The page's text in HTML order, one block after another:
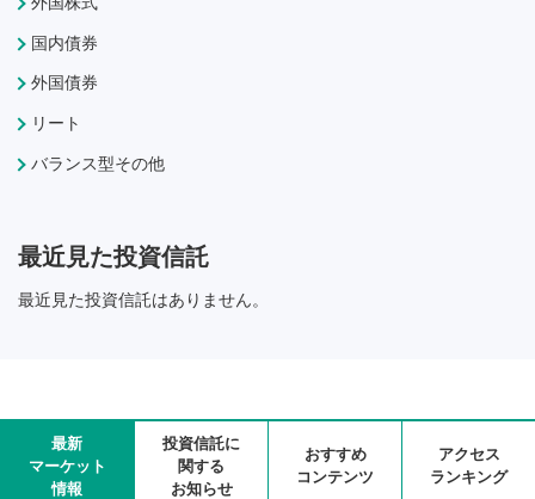
国内債券
外国債券
リート
バランス型その他
最近見た投資信託
最近見た投資信託はありません。
最新
マーケット
情報
投資信託に
関する
お知らせ
おすすめ
コンテンツ
アクセス
ランキング